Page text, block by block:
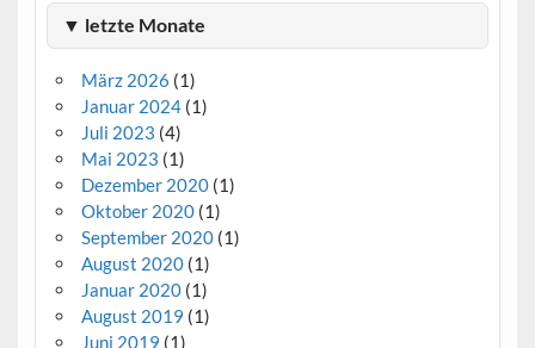
▼ letzte Monate
März 2026 (1)
Januar 2024(1)
Juli 2023 (4)
Mai 2023 (1)
Dezember 2020(1)
Oktober 2020(1)
September 2020(1)
August 2020(1)
Januar 2020(1)
August 2019 (1)
Juni 2019 (1)